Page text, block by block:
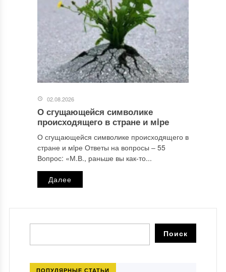
02.08.2026
О сгущающейся символике
происходящего в стране и мiре
О сгущающейся символике происходящего в
стране и мiре Ответы на вопросы ‒ 55
Вопрос: «М.В., раньше вы как-то...
Далее
ПОПУЛЯРНЫЕ СТАТЬИ